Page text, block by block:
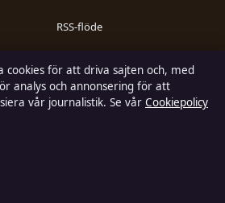
RSS-flöde
Kändisnyheter
Branschnyheter
cookies för att driva sajten och, med
analys och annonsering för att
vår journalistik. Se vår Cookiepolicy